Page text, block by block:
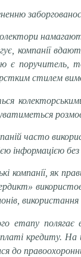
компанії
поручитель, то
стилем
часто
інформацією
компанії, як
етапу
кредиту. На
до